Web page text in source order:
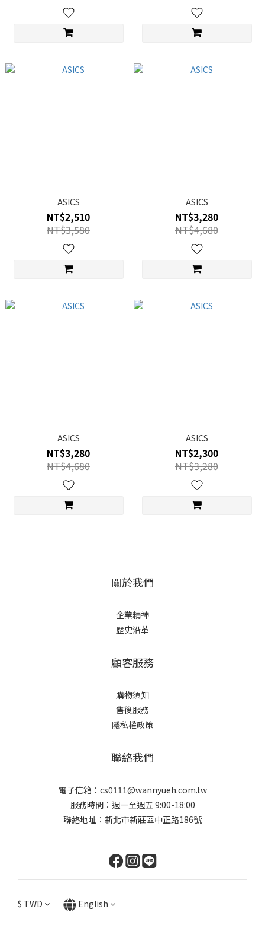
ASICS
NT$2,510
NT$3,580
ASICS
NT$3,280
NT$4,680
ASICS
NT$3,280
NT$4,680
ASICS
NT$2,300
NT$3,280
關於我們
企業精神
歷史沿革
顧客服務
購物須知
售後服務
隱私權政策
聯絡我們
電子信箱：cs0111@wannyueh.com.tw
服務時間：週一至週五 9:00-18:00
聯絡地址：新北市新莊區中正路186號
$ TWD English